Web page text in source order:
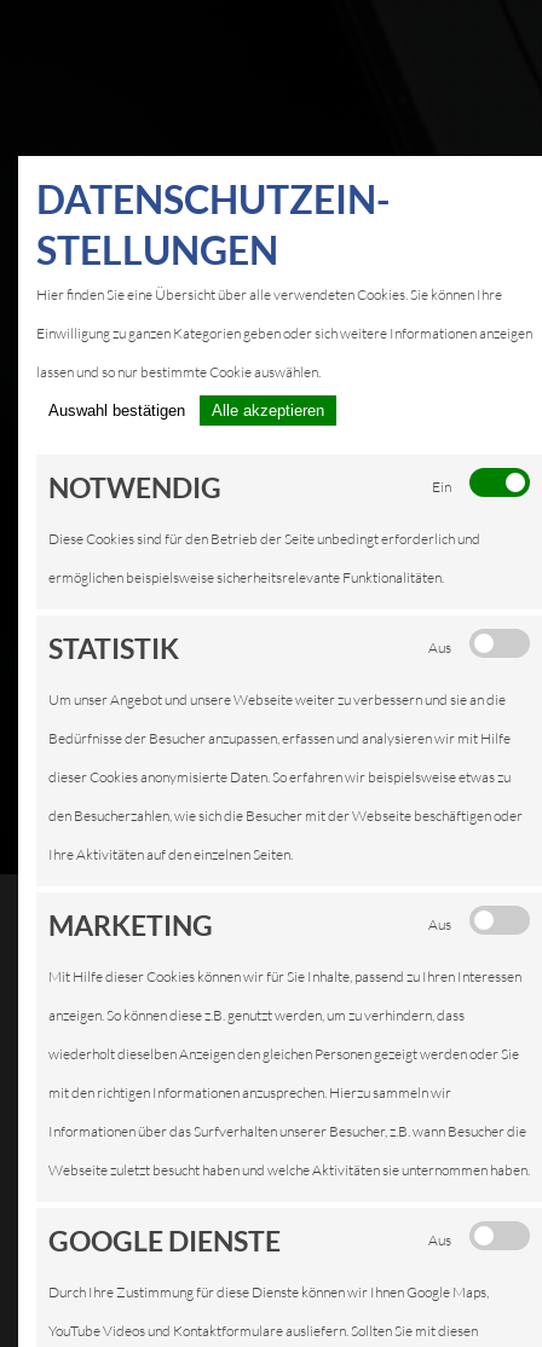
INSPEKTION
DATEN­SCHUTZ­EIN­
STELLUNGEN
Hier finden Sie eine Übersicht über alle verwendeten Cookies. Sie können Ihre
Einwilligung zu ganzen Kategorien geben oder sich weitere Informationen anzeigen
lassen und so nur bestimmte Cookie auswählen.
Auswahl bestätigen Alle akzeptieren
NOTWENDIG Ein
Diese Cookies sind für den Betrieb der Seite unbedingt erforderlich und
ermöglichen beispielsweise sicherheitsrelevante Funktionalitäten.
STATISTIK Aus
Um unser Angebot und unsere Webseite weiter zu verbessern und sie an die
Bedürfnisse der Besucher anzupassen, erfassen und analysieren wir mit Hilfe
dieser Cookies anonymisierte Daten. So erfahren wir beispielsweise etwas zu
den Besucherzahlen, wie sich die Besucher mit der Webseite beschäftigen oder
Ihre Aktivitäten auf den einzelnen Seiten.
MARKETING Aus
Mit Hilfe dieser Cookies können wir für Sie Inhalte, passend zu Ihren Interessen
anzeigen. So können diese z.B. genutzt werden, um zu verhindern, dass
wiederholt dieselben Anzeigen den gleichen Personen gezeigt werden oder Sie
mit den richtigen Informationen anzusprechen. Hierzu sammeln wir
Informationen über das Surfverhalten unserer Besucher, z.B. wann Besucher die
Webseite zuletzt besucht haben und welche Aktivitäten sie unternommen haben.
GOOGLE DIENSTE Aus
Durch Ihre Zustimmung für diese Dienste können wir Ihnen Google Maps,
YouTube Videos und Kontaktformulare ausliefern. Sollten Sie mit diesen